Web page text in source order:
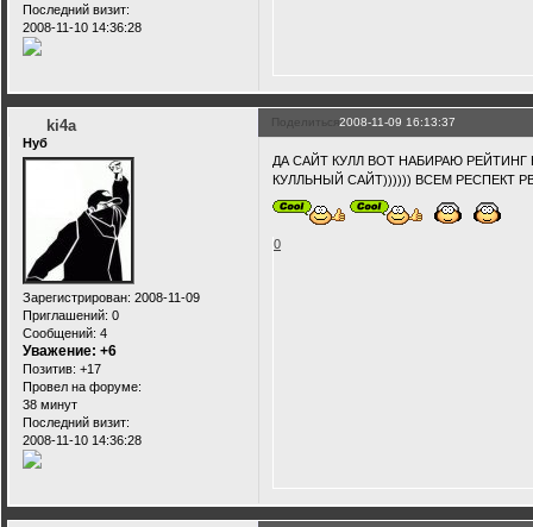
Последний визит:
2008-11-10 14:36:28
Поделиться2008-11-09 16:13:37
ki4a
Нуб
Зарегистрирован: 2008-11-09
Приглашений: 0
Сообщений: 4
Уважение: +6
Позитив: +17
Провел на форуме:
38 минут
Последний визит:
2008-11-10 14:36:28
ДА САЙТ КУЛЛ ВОТ НАБИРАЮ
КУЛЛЬНЫЙ САЙТ)))))) ВСЕМ РЕСПЕКТ
0